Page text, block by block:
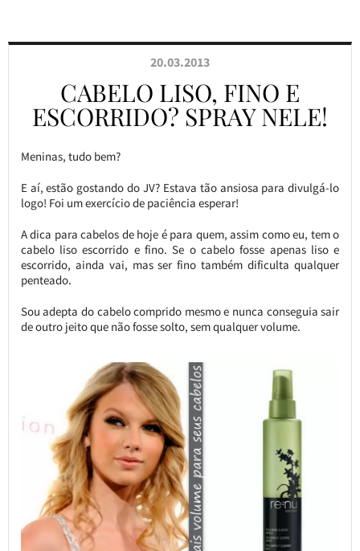
20.03.2013
CABELO LISO, FINO E
ESCORRIDO? SPRAY NELE!
Meninas, tudo bem?
E aí, estão gostando do JV? Estava tão ansiosa para divulgá-lo
logo! Foi um exercício de paciência esperar!
A dica para cabelos de hoje é para quem, assim como eu, tem o
cabelo liso escorrido e fino. Se o cabelo fosse apenas liso e
escorrido, ainda vai, mas ser fino também dificulta qualquer
penteado.
Sou adepta do cabelo comprido mesmo e nunca conseguia sair
de outro jeito que não fosse solto, sem qualquer volume.